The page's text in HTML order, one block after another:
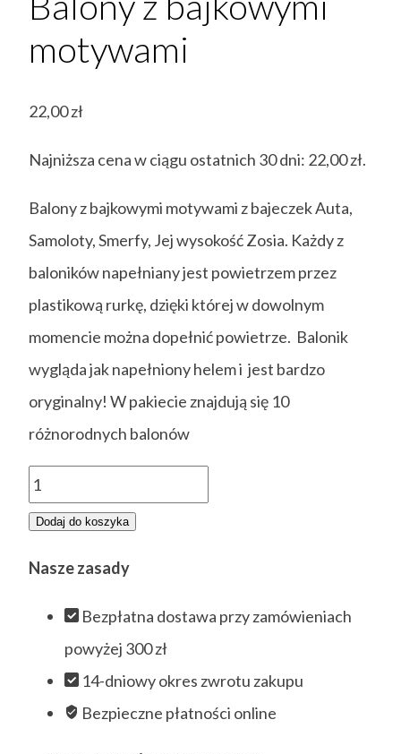
motywami
22,00zł
Najniższa cena w ciągu ostatnich 30 dni: 22,00zł.
Balony z bajkowymi motywami z bajeczek Auta,
Samoloty, Smerfy, Jej wysokość Zosia. Każdy z
baloników napełniany jest powietrzem przez
plastikową rurkę, dzięki której w dowolnym
momencie można dopełnić powietrze. Balonik
wygląda jak napełniony helem i jest bardzo
oryginalny! W pakiecie znajdują się 10
różnorodnych balonów
ilość
Balony
bajkowymi
motywami
Dodaj do koszyka
Nasze zasady
Bezpłatna dostawa przy zamówieniach
powyżej 300 zł
14-dniowy okres zwrotu zakupu
Bezpieczne płatności online